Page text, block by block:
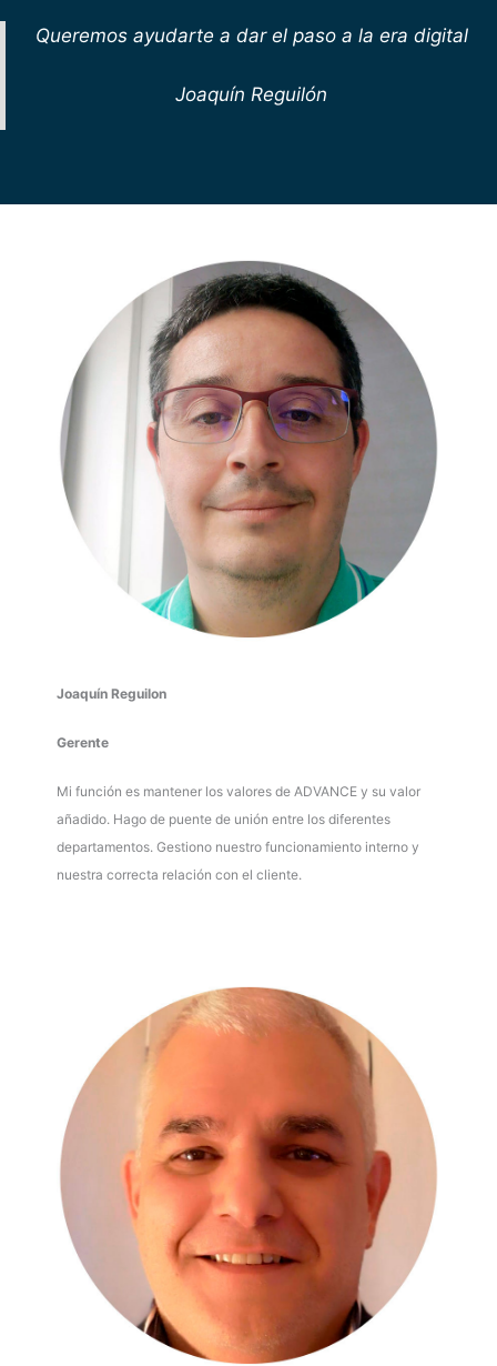
Queremos ayudarte a dar el paso a la era digital
Joaquín Reguilón
Joaquín Reguilon
Gerente
Mi función es mantener los valores de ADVANCE y su valor
añadido. Hago de puente de unión entre los diferentes
departamentos. Gestiono nuestro funcionamiento interno y
nuestra correcta relación con el cliente.